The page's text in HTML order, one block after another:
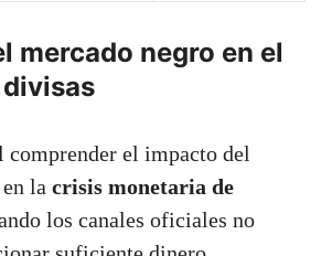
mercado negro en el
comprender el impacto del
la crisis monetaria de
los canales oficiales no